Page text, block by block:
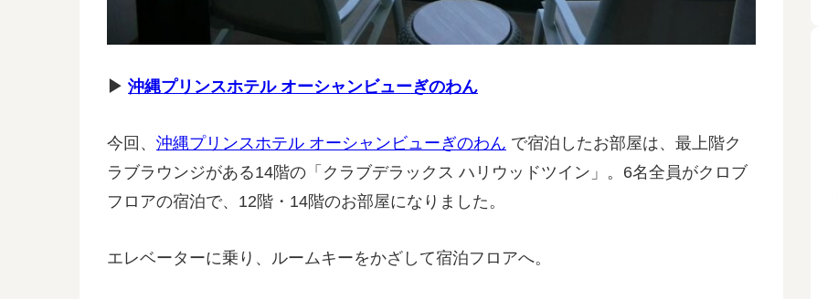
▶ 沖縄プリンスホテル オーシャンビューぎのわん
今回、 沖縄プリンスホテル オーシャンビューぎのわん で宿泊したお部屋は、最上階ク
ラブラウンジがある14階の「クラブデラックス ハリウッドツイン」。6名全員がクロブ
フロアの宿泊で、12階・14階のお部屋になりました。
エレベーターに乗り、ルームキーをかざして宿泊フロアへ。